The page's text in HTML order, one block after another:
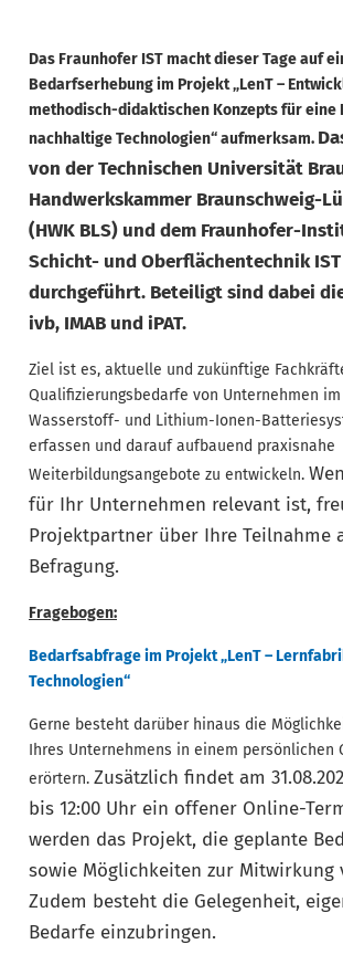
Das Fraunhofer IST macht dieser Tage auf
Bedarfserhebung im Projekt „LenT –
methodisch-didaktischen Konzepts für
nachhaltige Technologien“ aufmerksam.
von der Technischen Universität
Handwerkskammer Braunschweig-
(HWK BLS) und dem Fraunhofer-
Schicht- und Oberflächentechnik
durchgeführt. Beteiligt sind dabei
ivb, IMAB und iPAT.
Ziel ist es, aktuelle und zukünftige
Qualifizierungsbedarfe von Unternehmen
Wasserstoff- und Lithium-Ionen-
erfassen und darauf aufbauend praxisnahe
Weiterbildungsangebote zu entwickeln.
für Ihr Unternehmen relevant ist,
Projektpartner über Ihre Teilnahme
Befragung.
Fragebogen:
Bedarfsabfrage im Projekt „LenT –
Technologien“
Gerne besteht darüber hinaus die
Ihres Unternehmens in einem persönlichen
erörtern. Zusätzlich findet am
bis 12:00 Uhr ein offener Online-
werden das Projekt, die geplante
sowie Möglichkeiten zur Mitwirkung
Zudem besteht die Gelegenheit,
Bedarfe einzubringen.